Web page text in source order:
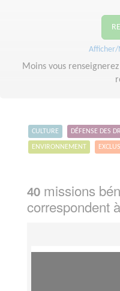
Afficher/
Moins vous
CULTURE DÉFENSE DES
ENVIRONNEMENT
40 missions
correspondent